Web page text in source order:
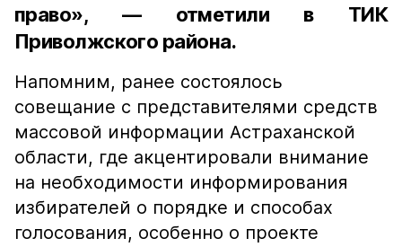
право», — отметили в ТИК
Приволжского района.
Напомним, ранее состоялось
совещание с представителями средств
массовой информации Астраханской
области, где акцентировали внимание
на необходимости информирования
избирателей о порядке и способах
голосования, особенно о проекте